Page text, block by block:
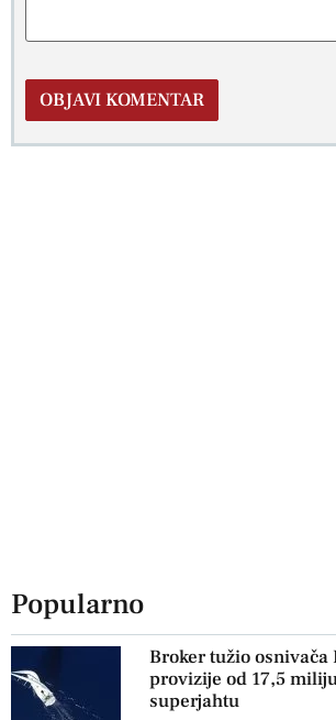
Popularno
Broker tužio osnivača
provizije od 17,5
superjahtu